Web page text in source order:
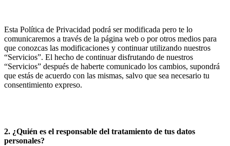
Esta Política de Privacidad podrá ser modificada pero te lo
comunicaremos a través de la página web o por otros medios para
que conozcas las modificaciones y continuar utilizando nuestros
“Servicios”. El hecho de continuar disfrutando de nuestros
“Servicios” después de haberte comunicado los cambios, supondrá
que estás de acuerdo con las mismas, salvo que sea necesario tu
consentimiento expreso.
2. ¿Quién es el responsable del tratamiento de tus datos
personales?